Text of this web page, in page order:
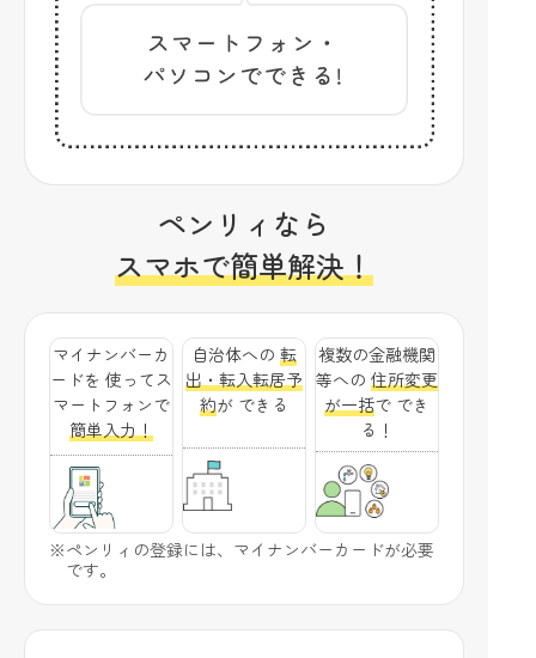
ペンリィなら
スマホで簡単解決！
マイナンバーカ
ードを 使ってス
マートフォンで
簡単入力！
自治体への 転
出・転入転居予
約が できる
複数の金融機関
等への 住所変更
が一括で でき
る！
※ペンリィの登録には、マイナンバーカードが必要
です。